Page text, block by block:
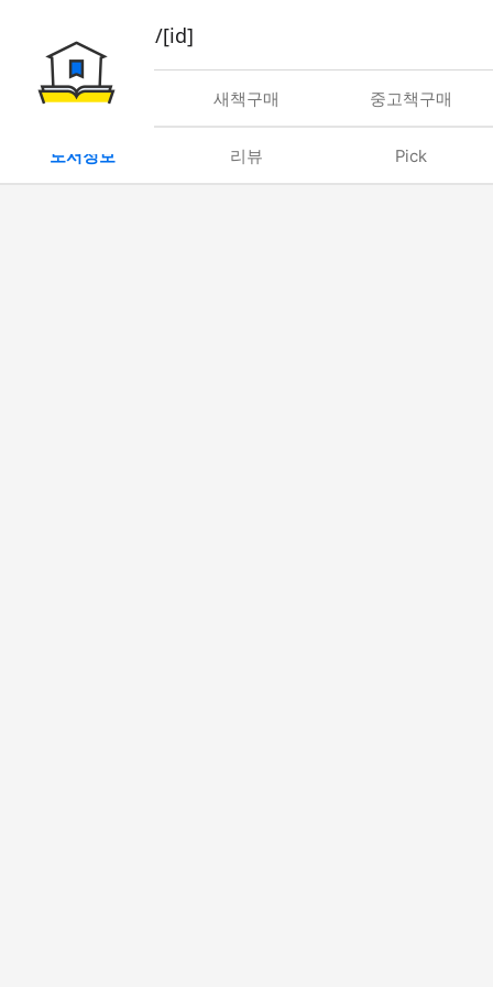
book/rent/[id]
대여 새책구매 중고책구매
도서정보 리뷰 Pick